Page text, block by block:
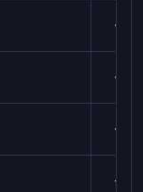
✓
✓
✓
✓